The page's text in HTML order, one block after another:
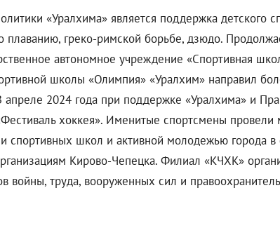
«Уралхима» является поддержка
плаванию, греко-римской борьбе, дзюдо.
автономное учреждение «Спортивная
школы «Олимпия» «Уралхим» направил
2024 года при поддержке «Уралхима» и
хоккея». Именитые спортсмены
спортивных школ и активной молодежью города в
Кирово-Чепецка. Филиал «КЧХК»
войны, труда, вооруженных сил и